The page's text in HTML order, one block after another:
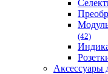
(42)
Аксессуары